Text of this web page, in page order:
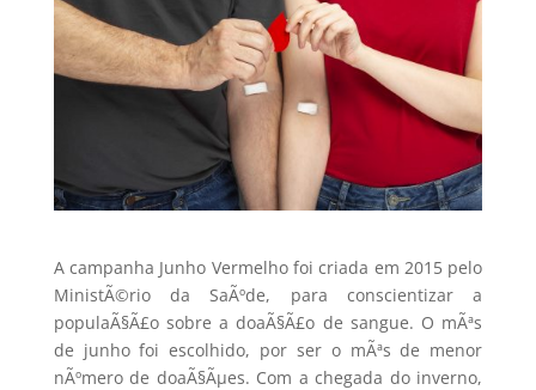
A campanha Junho Vermelho foi criada em 2015 pelo
MinistÃ©rio da SaÃºde, para conscientizar a
populaÃ§Ã£o sobre a doaÃ§Ã£o de sangue. O mÃªs
de junho foi escolhido, por ser o mÃªs de menor
nÃºmero de doaÃ§Ãµes. Com a chegada do inverno,